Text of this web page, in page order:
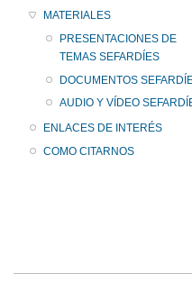
MATERIALES
PRESENTACIONES DE
TEMAS SEFARDÍES
DOCUMENTOS
AUDIO Y VÍDEO
ENLACES DE INTERÉS
COMO CITARNOS